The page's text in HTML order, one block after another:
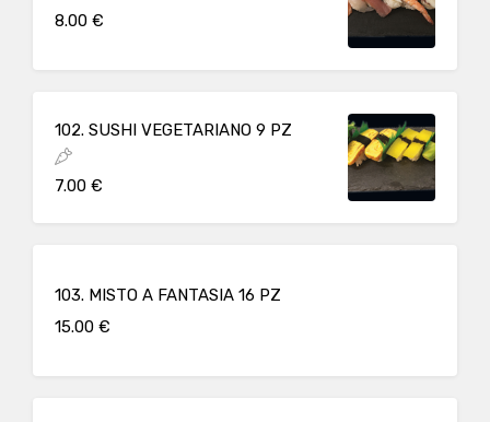
8.00 €
102. SUSHI VEGETARIANO 9 PZ
7.00 €
103. MISTO A FANTASIA 16 PZ
15.00 €